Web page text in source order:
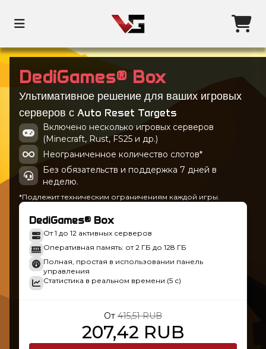
DediGames® Box
Ультимативное решение для ваших игровых
серверов с Auto Reset Targets
Включено несколько игровых серверов
(Minecraft, Rust, FS25 и др.)
Неограниченное количество слотов*
Без обязательств и поддержка 7 дней в
неделю.
*Подлежит техническим ограничениям каждой игры.
DediGames® Box
От 1 до 12 активных серверов
Оперативная память: от 2 ГБ до 128 ГБ
Полная, простая в использовании панель
управления
Статистика в реальном времени (5 с)
От 415,51 RUB
207,42 RUB